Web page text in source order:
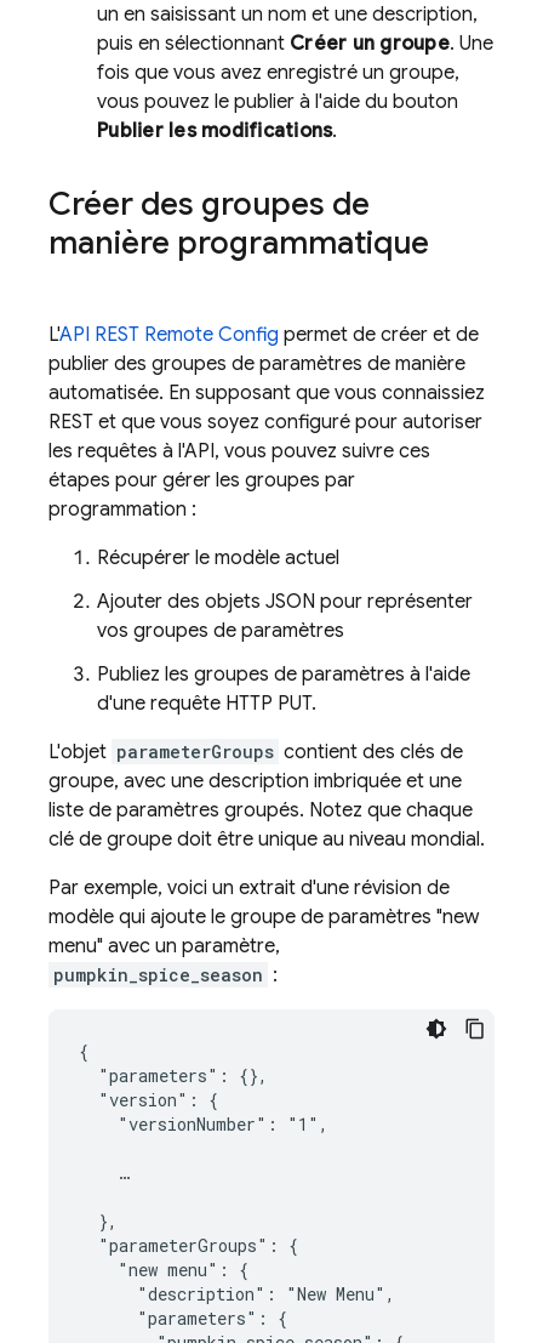
un en saisissant un nom et une description,
puis en sélectionnant Créer un groupe. Une
fois que vous avez enregistré un groupe,
vous pouvez le publier à l'aide du bouton
Publier les modifications.
Créer des groupes de
manière programmatique
L'API REST Remote Config permet de créer et de
publier des groupes de paramètres de manière
automatisée. En supposant que vous connaissiez
REST et que vous soyez configuré pour autoriser
les requêtes à l'API, vous pouvez suivre ces
étapes pour gérer les groupes par
programmation :
Récupérer le modèle actuel
Ajouter des objets JSON pour représenter
vos groupes de paramètres
Publiez les groupes de paramètres à l'aide
d'une requête HTTP PUT.
L'objet parameterGroups contient des clés de
groupe, avec une description imbriquée et une
liste de paramètres groupés. Notez que chaque
clé de groupe doit être unique au niveau mondial.
Par exemple, voici un extrait d'une révision de
modèle qui ajoute le groupe de paramètres "new
menu" avec un paramètre,
pumpkin_spice_season :
{
  "parameters": {},
  "version": {
    "versionNumber": "1",
    …
  },
  "parameterGroups": {
    "new menu": {
      "description": "New Menu",
      "parameters": {